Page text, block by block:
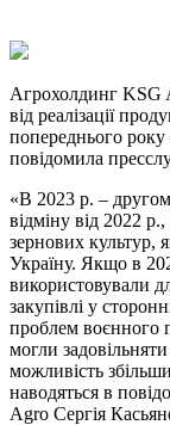
Link
Print
Агрохолдинг KSG
від реалізації
попереднього
повідомила
«В 2023 р. –
відміну від 2022
зернових культур,
Україну. Якщо в
використовували
закупівлі у
проблем воєнного
могли
можливість
наводяться в
Agro Сергія